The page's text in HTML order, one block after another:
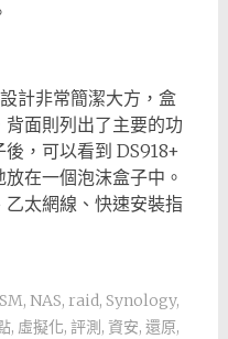
計非常簡潔大方，盒
面則列出了主要的功
，可以看到 DS918+
在一個泡沫盒子中。
太網線、快速安裝指
, NAS, raid, Synology,
, 虛擬化, 評測 , 資安, 還原,